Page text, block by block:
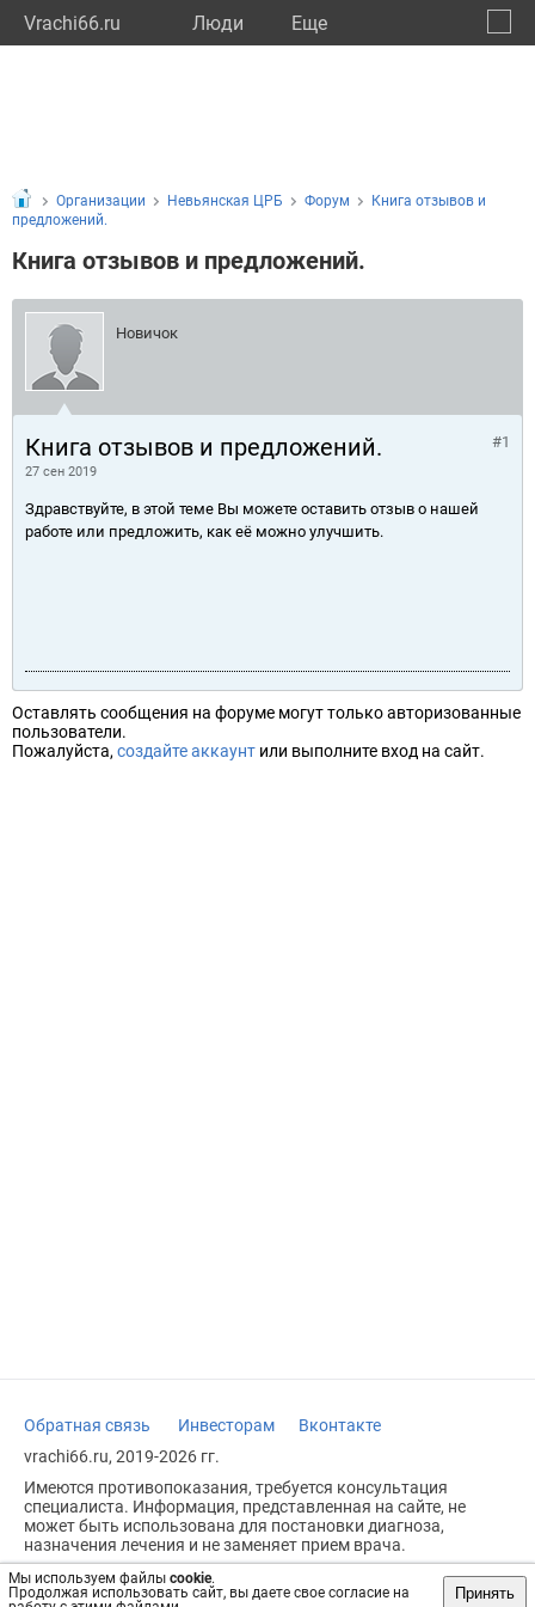
Vrachi66.ru Люди Eще
Мы используем файлы cookie.
Продолжая использовать сайт, вы даете свое согласие на
Принять
Организации Невьянская ЦРБ Форум
Книга отзывов и
предложений.
Книга отзывов и предложений.
Новичок
Книга отзывов и предложений.
27 сен 2019
#1
Здравствуйте, в этой теме Вы можете оставить отзыв о нашей
работе или предложить, как её можно улучшить.
Оставлять сообщения на форуме могут только авторизованные
пользователи.
Пожалуйста, создайте аккаунт или выполните вход на сайт.
Обратная связь Инвесторам
Вконтакте
vrachi66.ru, 2019-2026 гг.
Имеются противопоказания, требуется консультация
специалиста. Информация, представленная на сайте, не
может быть использована для постановки диагноза,
назначения лечения и не заменяет прием врача.
Возрастное ограничение: 18+